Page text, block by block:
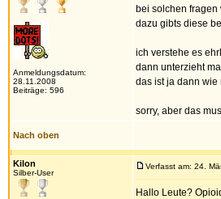
Anmeldungsdatum:
28.11.2008
Beiträge: 596
bei solchen
dazu gibts diese
ich verstehe es
dann unterzieht
das ist ja dann wie
sorry, aber das
Nach oben
Kilon
Silber-User
Verfasst am: 24.
Hallo Leute?